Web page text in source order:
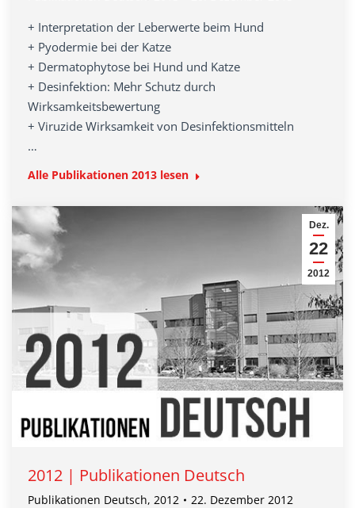
+ Interpretation der Leberwerte beim Hund
+ Pyodermie bei der Katze
+ Dermatophytose bei Hund und Katze
+ Desinfektion: Mehr Schutz durch
Wirksamkeitsbewertung
+ Viruzide Wirksamkeit von Desinfektionsmitteln
…
Alle Publikationen 2013 lesen
Dez.
22
2012
2012 | Publikationen Deutsch
Publikationen Deutsch, 2012 22. Dezember 2012